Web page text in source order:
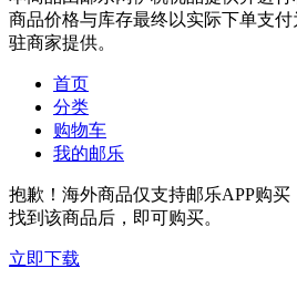
商品价格与库存最终以实际下单支
驻商家提供。
首页
分类
购物车
我的邮乐
抱歉！海外商品仅支持邮乐APP购
找到该商品后，即可购买。
立即下载